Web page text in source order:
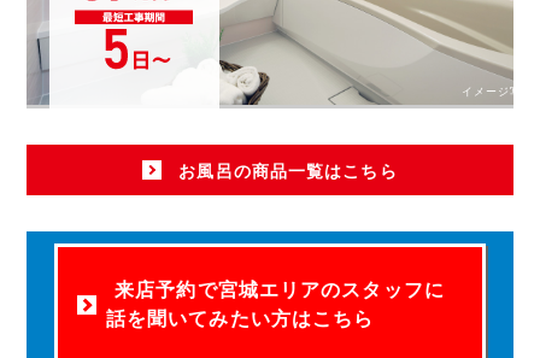
イメージ写真
お風呂の商品一覧はこちら
来店予約で宮城エリアのスタッフに
話を聞いてみたい方はこちら